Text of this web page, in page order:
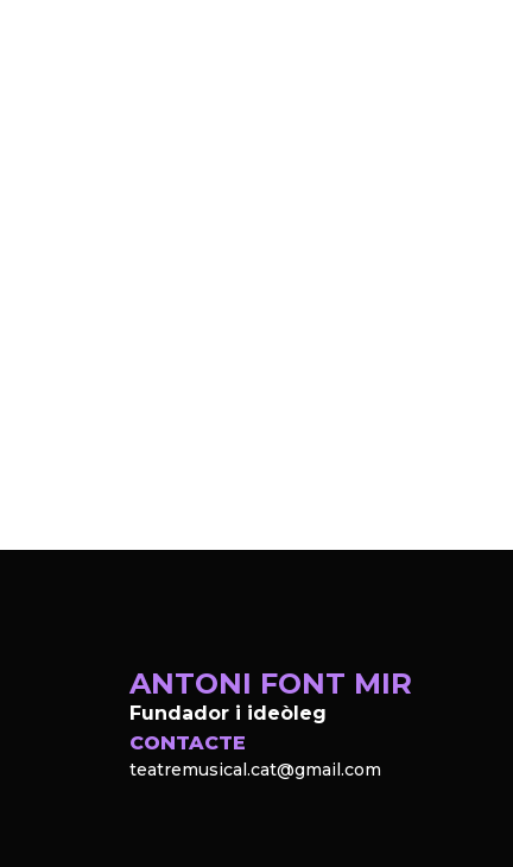
ANTONI FONT MIR
Fundador i ideòleg
CONTACTE
teatremusical.cat@gmail.com